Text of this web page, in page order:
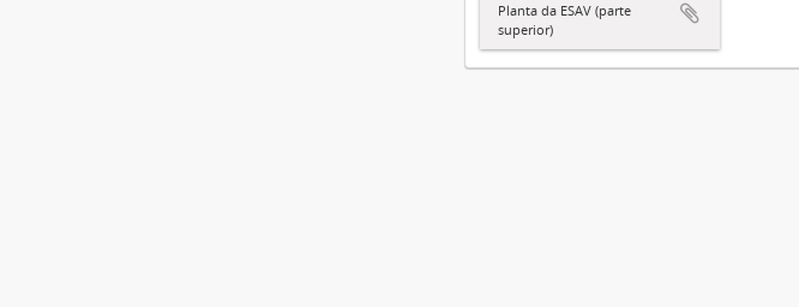
Planta da ESAV (parte
superior)